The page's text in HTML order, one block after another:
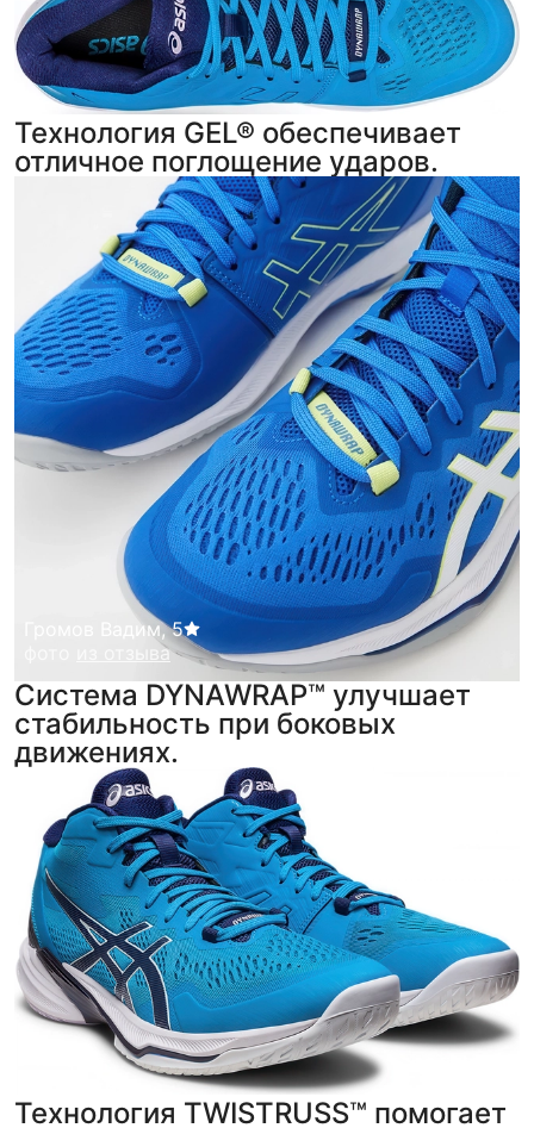
Технология GEL® обеспечивает
отличное поглощение ударов.
Громов Вадим, 5
из отзыва
Система DYNAWRAP™ улучшает
стабильность при боковых
движениях.
Технология TWISTRUSS™ помогает